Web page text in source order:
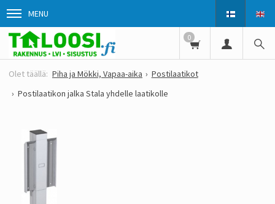
MENU
0
Piha ja Mökki, Vapaa-aika
Postilaatikot
Postilaatikon jalka Stala yhdelle laatikolle